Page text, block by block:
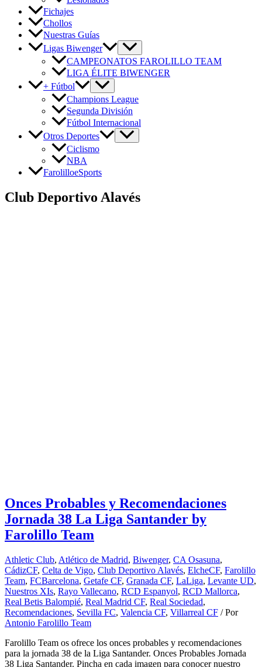
Fichajes
Chollos
Nuestras Guías
Ligas Biwenger
CAMPEONATOS FAROLILLO TEAM
LIGA ÉLITE BIWENGER
+ Fútbol
Champions League
Segunda División
Fútbol Internacional
Otros Deportes
Ciclismo
NBA
FarolilloeSports
Club Deportivo Alavés
Onces Probables y Recomendaciones
Jornada 38 La Liga Santander by
Farolillo Team
Athletic Club, Atlético de Madrid, Biwenger, CA Osasuna,
CádizCF, Celta de Vigo, Club Deportivo Alavés, ElcheCF, Farolillo
Team, FCBarcelona, Getafe CF, Granada CF, LaLiga, Levante UD,
Nuestros XIs, Rayo Vallecano, RCD Espanyol, RCD Mallorca,
Real Betis Balompié, Real Madrid CF, Real Sociedad,
Recomendaciones, Sevilla FC, Valencia CF, Villarreal CF / Por
Antonio Farolillo Team
Farolillo Team os ofrece los onces probables y recomendaciones
para la jornada 38 de la Liga Santander. Onces Probables Jornada
38 Liga Santander. Pincha en cada imagen para conocer nuestro